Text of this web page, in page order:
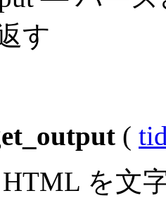
す
(
を文